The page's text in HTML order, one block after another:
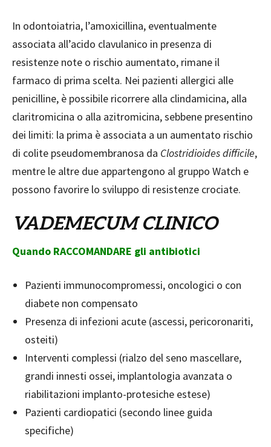
In odontoiatria, l’amoxicillina, eventualmente
associata all’acido clavulanico in presenza di
resistenze note o rischio aumentato, rimane il
farmaco di prima scelta. Nei pazienti allergici alle
penicilline, è possibile ricorrere alla clindamicina, alla
claritromicina o alla azitromicina, sebbene presentino
dei limiti: la prima è associata a un aumentato rischio
di colite pseudomembranosa da Clostridioides difficile,
mentre le altre due appartengono al gruppo Watch e
possono favorire lo sviluppo di resistenze crociate.
VADEMECUM CLINICO
Quando RACCOMANDARE gli antibiotici
Pazienti immunocompromessi, oncologici o con
diabete non compensato
Presenza di infezioni acute (ascessi, pericoronariti,
osteiti)
Interventi complessi (rialzo del seno mascellare,
grandi innesti ossei, implantologia avanzata o
riabilitazioni implanto-protesiche estese)
Pazienti cardiopatici (secondo linee guida
specifiche)